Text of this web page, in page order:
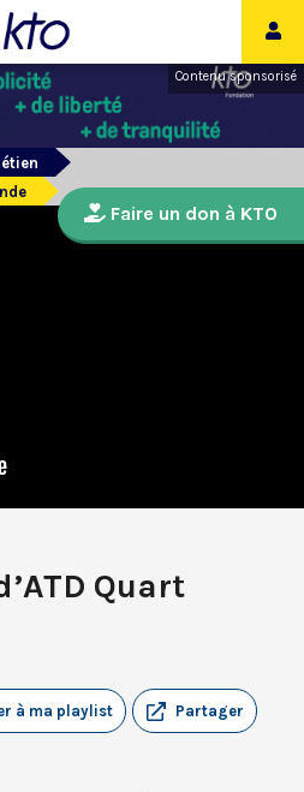
Contenu sponsorisé
Quart
Partager
à ma playlist
Faire un don à KTO